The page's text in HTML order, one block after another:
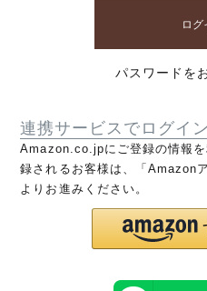
ログ
パスワードを
連携サービスでログイ
Amazon.co.jpにご登録の情報
録されるお客様は、「Amazon
よりお進みください。